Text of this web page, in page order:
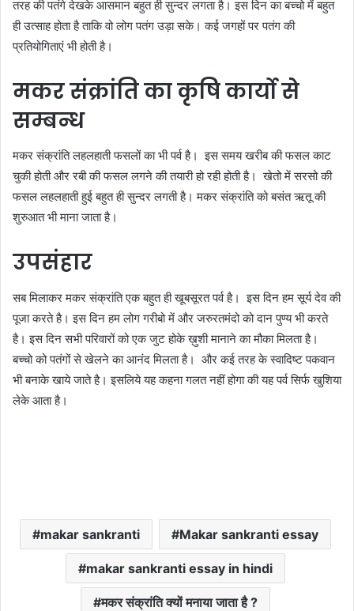
तरह की पतंगे देखके आसमान बहुत ही सुन्दर लगता है। इस दिन का बच्चो में बहुत
ही उत्साह होता है ताकि वो लोग पतंग उड़ा सके। कई जगहों पर पतंग की
प्रतियोगिताएं भी होती है।
मकर संक्रांति का कृषि कार्यो से
सम्बन्ध
मकर संक्रांति लहलहाती फसलों का भी पर्व है। इस समय खरीब की फसल काट
चुकी होती और रबी की फसल लगने की तयारी हो रही होती है। खेतो में सरसो की
फसल लहलहाती हुई बहुत ही सुन्दर लगती है। मकर संक्रांति को बसंत ऋतू की
शुरुआत भी माना जाता है।
उपसंहार
सब मिलाकर मकर संक्रांति एक बहुत ही खूबसूरत पर्व है। इस दिन हम सूर्य देव की
पूजा करते है। इस दिन हम लोग गरीबो में और जरुरतमंदो को दान पुण्य भी करते
है। इस दिन सभी परिवारों को एक जुट होके ख़ुशी मानाने का मौका मिलता है।
बच्चो को पतंगों से खेलने का आनंद मिलता है। और कई तरह के स्वादिष्ट पकवान
भी बनाके खाये जाते है। इसलिये यह कहना गलत नहीं होगा की यह पर्व सिर्फ खुशिया
लेके आता है।
makar sankranti Makar sankranti essay
makar sankranti essay in hindi
मकर संक्रांति क्यों मनाया जाता है ?